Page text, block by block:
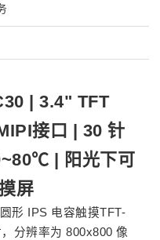
| 3.4" TFT
接口 | 30 针
| 阳光下可
屏
形 IPS 电容触摸TFT-
分辨率为 800x800 像